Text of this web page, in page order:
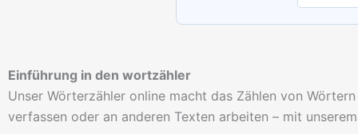
Einführung in den wortzähler
Unser Wörterzähler online macht das Zählen von
verfassen oder an anderen Texten arbeiten – mit